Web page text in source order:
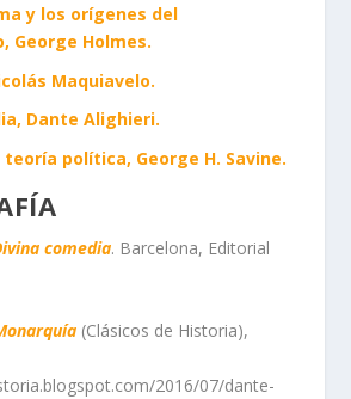
y los orígenes del
George Holmes.
Maquiavelo.
Dante Alighieri.
política, George H. Savine.
comedia. Barcelona, Editorial
(Clásicos de Historia),
2016/07/dante-